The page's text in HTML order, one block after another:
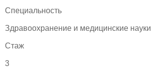
Специальность
Здравоохранение и медицинские науки
Стаж
3